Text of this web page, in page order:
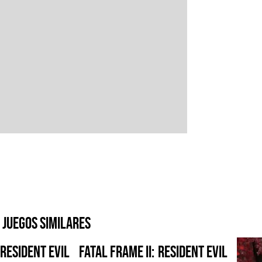
Juegos similares
Resident Evil FATAL FRAME II: Resident Evil